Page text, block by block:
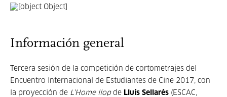
Información general
Tercera sesión de la competición de cortometrajes del
Encuentro Internacional de Estudiantes de Cine 2017, con
la proyección de L'Home llopde Lluís Sellarés (ESCAC,